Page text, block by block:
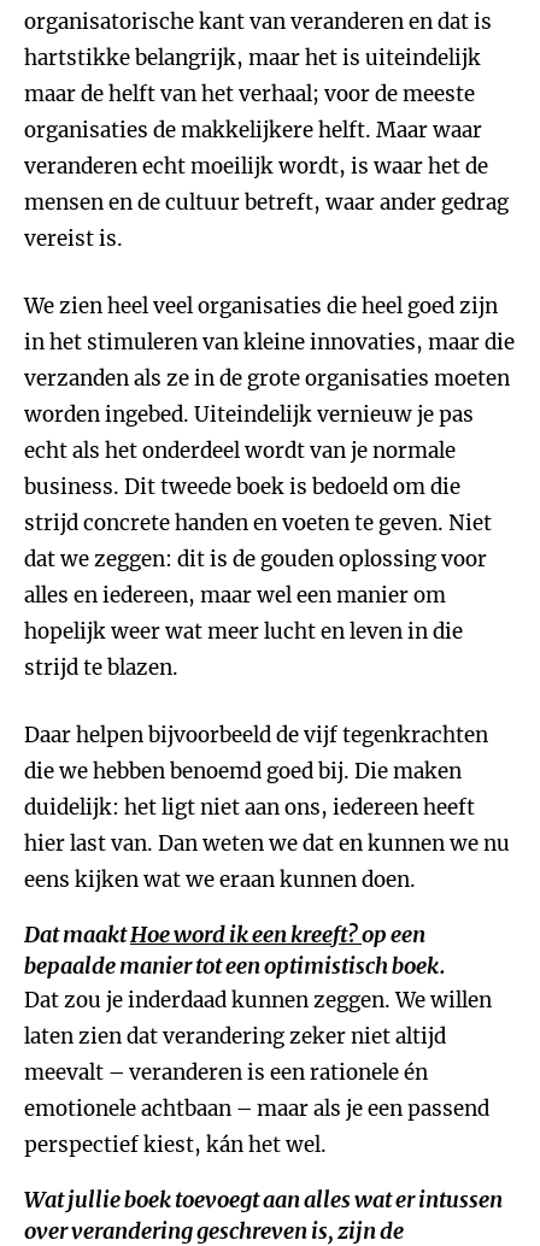
organisatorische kant van veranderen en dat is
hartstikke belangrijk, maar het is uiteindelijk
maar de helft van het verhaal; voor de meeste
organisaties de makkelijkere helft. Maar waar
veranderen echt moeilijk wordt, is waar het de
mensen en de cultuur betreft, waar ander gedrag
vereist is.
We zien heel veel organisaties die heel goed zijn
in het stimuleren van kleine innovaties, maar die
verzanden als ze in de grote organisaties moeten
worden ingebed. Uiteindelijk vernieuw je pas
echt als het onderdeel wordt van je normale
business. Dit tweede boek is bedoeld om die
strijd concrete handen en voeten te geven. Niet
dat we zeggen: dit is de gouden oplossing voor
alles en iedereen, maar wel een manier om
hopelijk weer wat meer lucht en leven in die
strijd te blazen.
Daar helpen bijvoorbeeld de vijf tegenkrachten
die we hebben benoemd goed bij. Die maken
duidelijk: het ligt niet aan ons, iedereen heeft
hier last van. Dan weten we dat en kunnen we nu
eens kijken wat we eraan kunnen doen.
Dat maaktHoe word ik een kreeft?op een
bepaalde manier tot een optimistisch boek.
Dat zou je inderdaad kunnen zeggen. We willen
laten zien dat verandering zeker niet altijd
meevalt – veranderen is een rationele én
emotionele achtbaan – maar als je een passend
perspectief kiest, kán het wel.
Wat jullie boek toevoegt aan alles wat er intussen
over verandering geschreven is, zijn de